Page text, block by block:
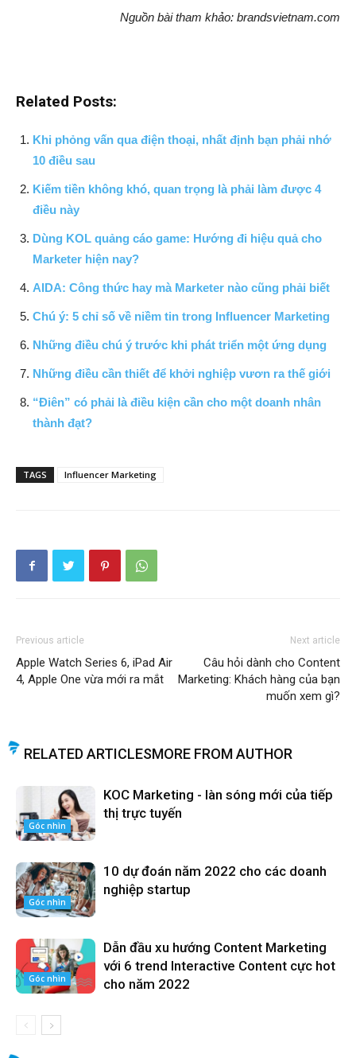
Nguồn bài tham khảo: brandsvietnam.com
Related Posts:
Khi phỏng vấn qua điện thoại, nhất định bạn phải nhớ
10 điều sau
Kiếm tiền không khó, quan trọng là phải làm được 4
điều này
Dùng KOL quảng cáo game: Hướng đi hiệu quả cho
Marketer hiện nay?
AIDA: Công thức hay mà Marketer nào cũng phải biết
Chú ý: 5 chỉ số về niềm tin trong Influencer Marketing
Những điều chú ý trước khi phát triển một ứng dụng
Những điều cần thiết để khởi nghiệp vươn ra thế giới
“Điên” có phải là điều kiện cần cho một doanh nhân
thành đạt?
TAGS Influencer Marketing
Previous article
Apple Watch Series 6, iPad Air
4, Apple One vừa mới ra mắt
Next article
Câu hỏi dành cho Content
Marketing: Khách hàng của bạn
muốn xem gì?
RELATED ARTICLESMORE FROM AUTHOR
Góc nhìn
KOC Marketing - làn sóng mới của tiếp
thị trực tuyến
Góc nhìn
10 dự đoán năm 2022 cho các doanh
nghiệp startup
Góc nhìn
Dẫn đầu xu hướng Content Marketing
với 6 trend Interactive Content cực hot
cho năm 2022